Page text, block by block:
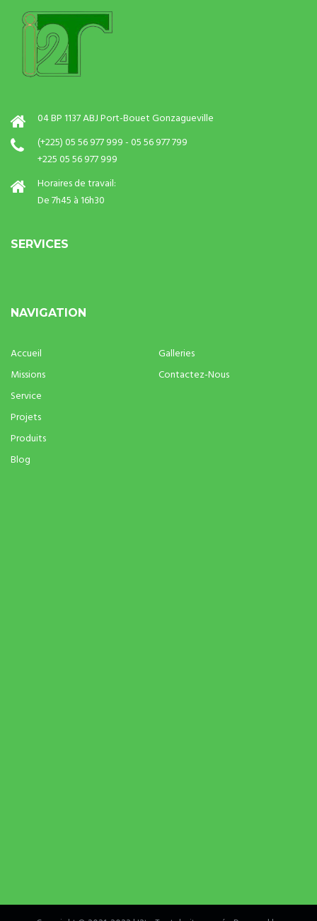
04 BP 1137 ABJ Port-Bouet Gonzagueville
(+225) 05 56 977 999 - 05 56 977 799
+225 05 56 977 999
Horaires de travail:
De 7h45 à 16h30
SERVICES
NAVIGATION
Accueil
Missions
Service
Projets
Produits
Blog
Galleries
Contactez-Nous